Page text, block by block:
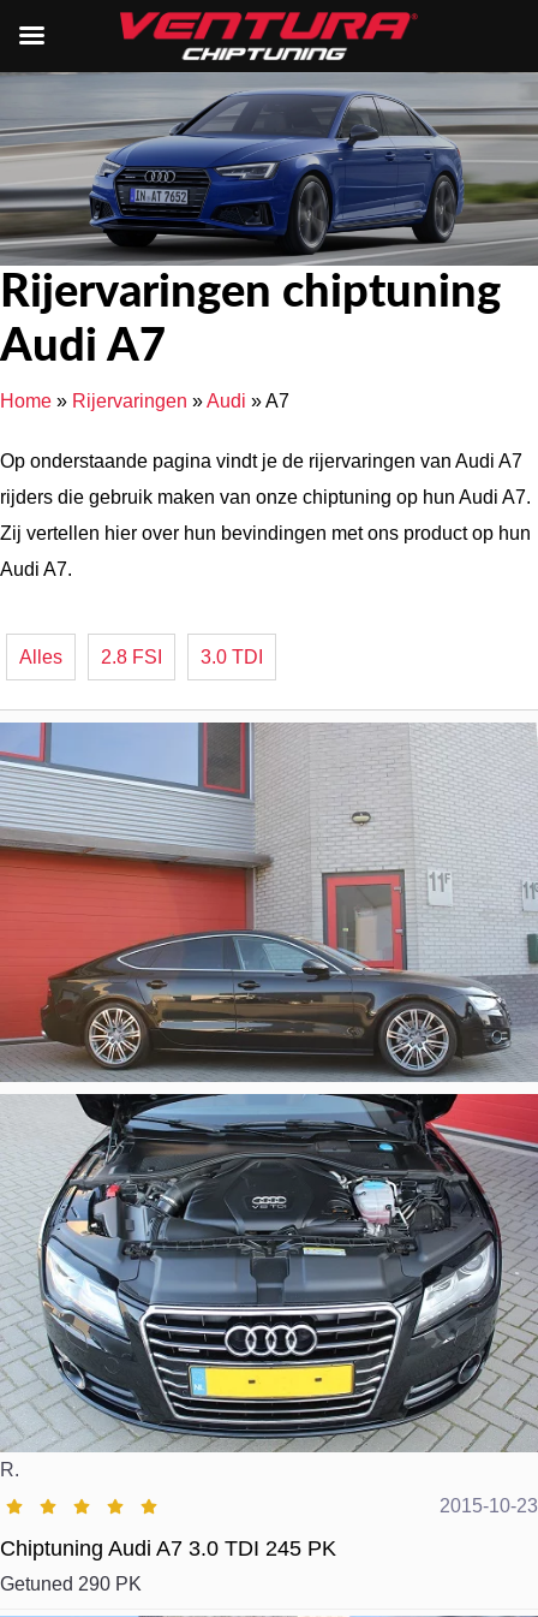
Rijervaringen chiptuning
Audi A7
Home » Rijervaringen »Audi »A7
Op onderstaande pagina vindt je de rijervaringen van Audi A7
rijders die gebruik maken van onze chiptuning op hun Audi A7.
Zij vertellen hier over hun bevindingen met ons product op hun
Audi A7.
Alles 2.8 FSI 3.0 TDI
R.
2015-10-23
Chiptuning Audi A7 3.0 TDI 245 PK
Getuned 290 PK